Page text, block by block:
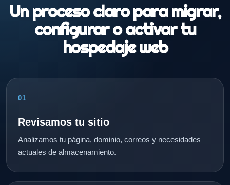
Un proceso claro para migrar,
configurar o activar tu
hospedaje web
01
Revisamos tu sitio
Analizamos tu página, dominio, correos y necesidades
actuales de almacenamiento.